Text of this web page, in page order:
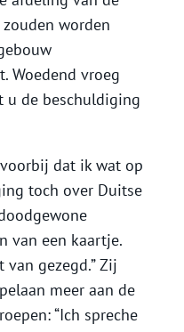
zouden worden
Woedend vroeg
u de beschuldiging
dat ik wat op
toch over Duitse
van een kaartje.
gezegd.” Zij
meer aan de
“Ich spreche